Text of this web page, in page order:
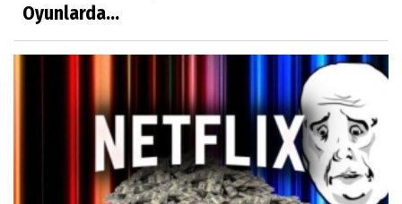
Oyunlarda...